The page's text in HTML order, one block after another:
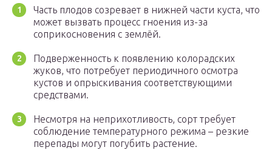
Часть плодов созревает в нижней части куста, что
может вызвать процесс гноения из-за
соприкосновения с землёй.
Подверженность к появлению колорадских
жуков, что потребует периодичного осмотра
кустов и опрыскивания соответствующими
средствами.
Несмотря на неприхотливость, сорт требует
соблюдение температурного режима – резкие
перепады могут погубить растение.